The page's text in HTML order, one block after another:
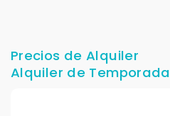
Precios de Alquiler
Alquiler de Temporada